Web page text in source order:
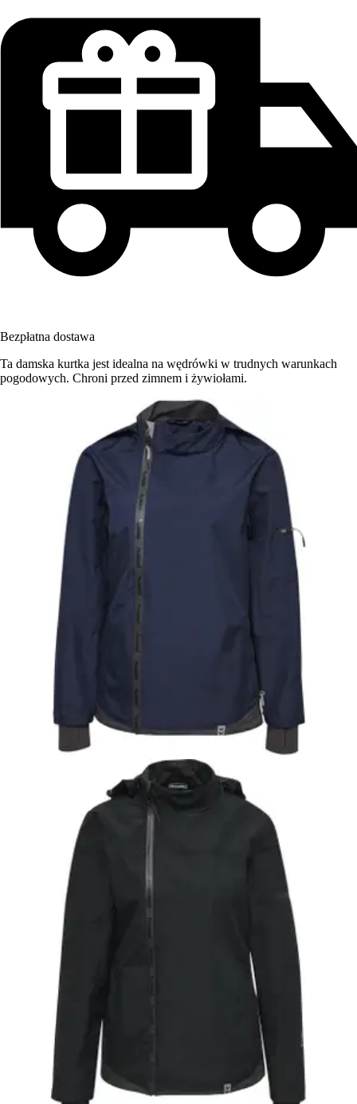
Bezpłatna dostawa
Ta damska kurtka jest idealna na wędrówki w trudnych warunkach
pogodowych. Chroni przed zimnem i żywiołami.